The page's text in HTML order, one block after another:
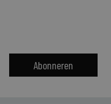
Abonneren